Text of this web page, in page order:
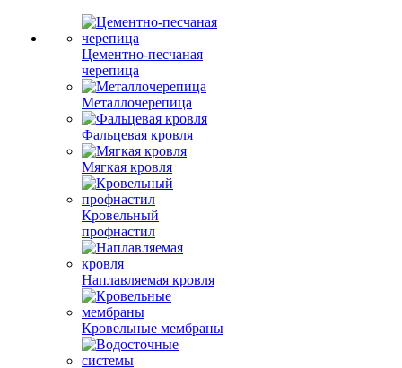
Цементно-песчаная
черепица
Металлочерепица
Фальцевая кровля
Мягкая кровля
Кровельный
профнастил
Наплавляемая кровля
Кровельные мембраны